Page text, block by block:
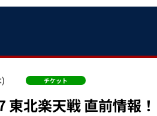
チケット
東北楽天戦 直前情報！